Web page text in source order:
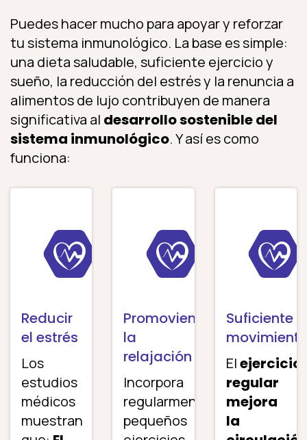
Puedes hacer mucho para apoyar y reforzar
tu sistema inmunológico. La base es simple:
una dieta saludable, suficiente ejercicio y
sueño, la reducción del estrés y la renuncia a
alimentos de lujo contribuyen de manera
significativa al desarrollo sostenible del
sistema inmunológico. Y así es como
funciona:
Reducir
el estrés
Los
estudios
médicos
muestran
Promoviendo
la
relajación
Incorpora
regularmente
pequeños
Suficiente
Elejercicio
regular
mejora
la